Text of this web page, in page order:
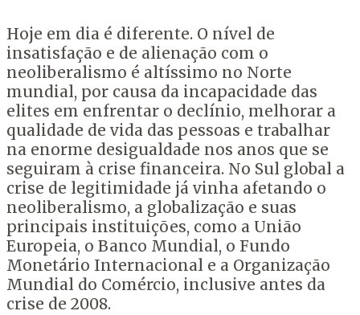
Hoje em dia é diferente. O nível de
insatisfação e de alienação com o
neoliberalismo é altíssimo no Norte
mundial, por causa da incapacidade das
elites em enfrentar o declínio, melhorar a
qualidade de vida das pessoas e trabalhar
na enorme desigualdade nos anos que se
seguiram à crise financeira. No Sul global a
crise de legitimidade já vinha afetando o
neoliberalismo, a globalização e suas
principais instituições, como a União
Europeia, o Banco Mundial, o Fundo
Monetário Internacional e a Organização
Mundial do Comércio, inclusive antes da
crise de 2008.